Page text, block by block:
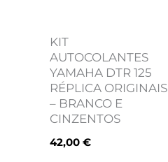
KIT
AUTOCOLANTES
YAMAHA DTR 125
RÉPLICA ORIGINAIS
– BRANCO E
CINZENTOS
42,00 €